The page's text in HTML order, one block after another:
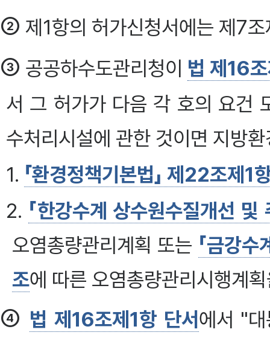
② 제1항의 허가신청서에는 제7
③ 공공하수도관리청이 법 제16
서 그 허가가 다음 각 호의 요건
수처리시설에 관한 것이면 지방
1. 「환경정책기본법」 제22조제1
2. 「한강수계 상수원수질개선
오염총량관리계획 또는 「금강
조에 따른 오염총량관리시행계
④ 법 제16조제1항 단서 에서 "